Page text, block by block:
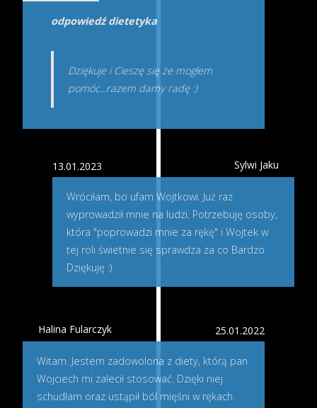
odpowiedź dietetyka
Dziękuje i Cieszę się że mogłem
pomóc...razem damy radę :)
Sylwi Jaku
13.01.2023
Wróciłam, bo ufam Wojtkowi. Już raz
wyprowadził mnie na ludzi. Potrzebuję osoby,
która "poprowadzi mnie za rękę" i Wojtek w
tej roli świetnie się sprawdza za co Bardzo
Dziękuję :)
Halina Fularczyk 25.01.2022
Witam. Jestem zadowolona z diety, którą pan
Wojciech mi zalecił stosować. Dzięki niej
schudłam oraz ustąpił ból mięśni w rękach.